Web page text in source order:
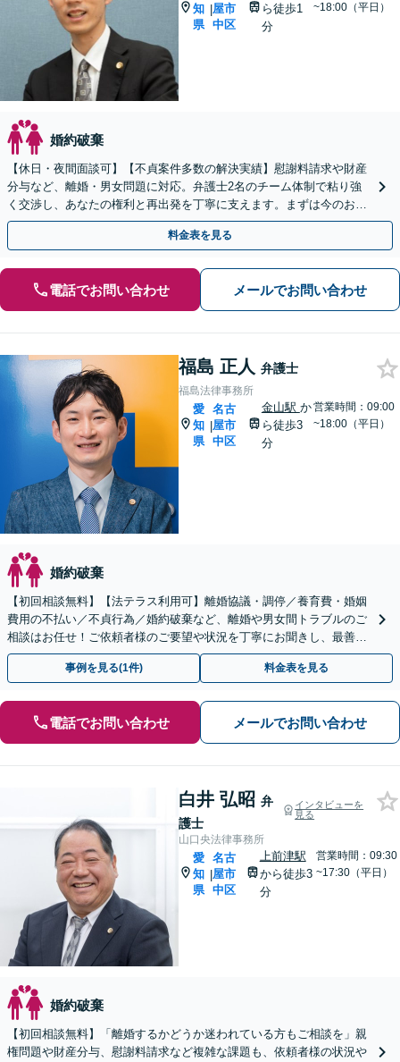
知
県
|屋市
中区
ら徒歩1
分
~18:00（平日）
婚約破棄
【休日・夜間面談可】【不貞案件多数の解決実績】慰謝料請求や財産
分与など、離婚・男女問題に対応。弁護士2名のチーム体制で粘り強
く交渉し、あなたの権利と再出発を丁寧に支えます。まずは今のお悩
みをお聞かせください。
料金表を見る
電話でお問い合わせ メールでお問い合わせ
福島 正人 弁護士
福島法律事務所
愛
知
県
|
名古
屋市
中区
金山駅 か
ら徒歩3
分
営業時間：09:00
~18:00（平日）
婚約破棄
【初回相談無料】【法テラス利用可】離婚協議・調停／養育費・婚姻
費用の不払い／不貞行為／婚約破棄など、離婚や男女間トラブルのご
相談はお任せ！ご依頼者様のご要望や状況を丁寧にお聞きし、最善の
解決へ向けて尽力します【相談室完全個室】【金山駅5分】
事例を見る(1件) 料金表を見る
電話でお問い合わせ メールでお問い合わせ
白井 弘昭 弁
護士
インタビューを
見る
山口央法律事務所
愛
知
県
|
名古
屋市
中区
上前津駅
から徒歩3
分
営業時間：09:30
~17:30（平日）
婚約破棄
【初回相談無料】「離婚するかどうか迷われている方もご相談を」親
権問題や財産分与、慰謝料請求など複雑な課題も、依頼者様の状況や